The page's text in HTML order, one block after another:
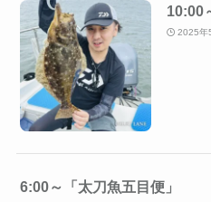
10:00
2025年
6:00～「太刀魚五目便」